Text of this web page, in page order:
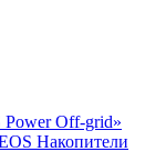
Off-grid»
Накопители